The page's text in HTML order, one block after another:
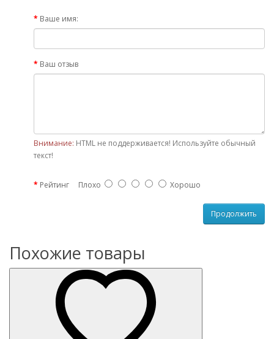
Ваше имя:
Ваш отзыв
Внимание: HTML не поддерживается! Используйте обычный
текст!
Рейтинг Плохо Хорошо
Продолжить
Похожие товары